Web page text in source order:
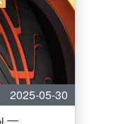
2025-05-30
—